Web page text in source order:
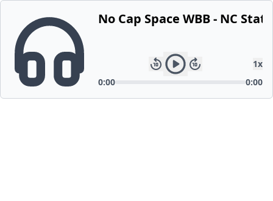
No Cap Space WBB - NC
1x
0:00
0:00